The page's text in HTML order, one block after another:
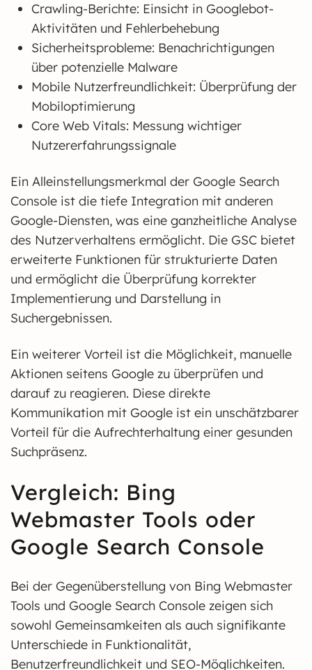
Crawling-Berichte: Einsicht in Googlebot-
Aktivitäten und Fehlerbehebung
Sicherheitsprobleme: Benachrichtigungen
über potenzielle Malware
Mobile Nutzerfreundlichkeit: Überprüfung der
Mobiloptimierung
Core Web Vitals: Messung wichtiger
Nutzererfahrungssignale
Ein Alleinstellungsmerkmal der Google Search
Console ist die tiefe Integration mit anderen
Google-Diensten, was eine ganzheitliche Analyse
des Nutzerverhaltens ermöglicht. Die GSC bietet
erweiterte Funktionen für strukturierte Daten
und ermöglicht die Überprüfung korrekter
Implementierung und Darstellung in
Suchergebnissen.
Ein weiterer Vorteil ist die Möglichkeit, manuelle
Aktionen seitens Google zu überprüfen und
darauf zu reagieren. Diese direkte
Kommunikation mit Google ist ein unschätzbarer
Vorteil für die Aufrechterhaltung einer gesunden
Suchpräsenz.
Vergleich: Bing
Webmaster Tools oder
Google Search Console
Bei der Gegenüberstellung von Bing Webmaster
Tools und Google Search Console zeigen sich
sowohl Gemeinsamkeiten als auch signifikante
Unterschiede in Funktionalität,
Benutzerfreundlichkeit und SEO-Möglichkeiten.